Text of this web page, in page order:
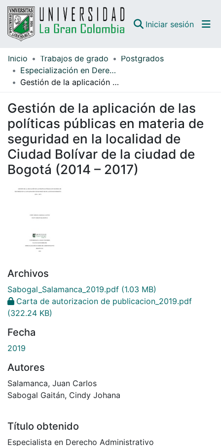
Iniciar sesión
Comunidades
Todo DSpace
Guías
Inicio Trabajos de grado
Postgrados
Especialización en Derecho Administrativo
Gestión de la aplicación de las políticas públicas en materia de seguridad en la localidad de Ciudad Bolívar de la ciudad de Bogotá (2014 – 2017)
Gestión de la aplicación de las
políticas públicas en materia de
seguridad en la localidad de
Ciudad Bolívar de la ciudad de
Bogotá (2014 – 2017)
Archivos
Sabogal_Salamanca_2019.pdf (1.03 MB)
Carta de autorizacion de publicacion_2019.pdf
(322.24 KB)
Fecha
2019
Autores
Salamanca, Juan Carlos
Sabogal Gaitán, Cindy Johana
Título obtenido
Especialista en Derecho Administrativo